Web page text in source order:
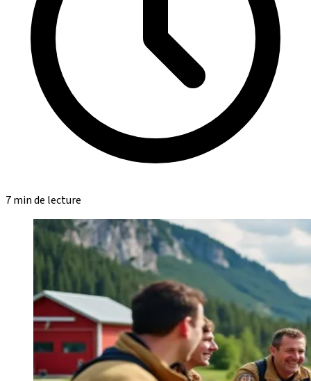
7 min de lecture